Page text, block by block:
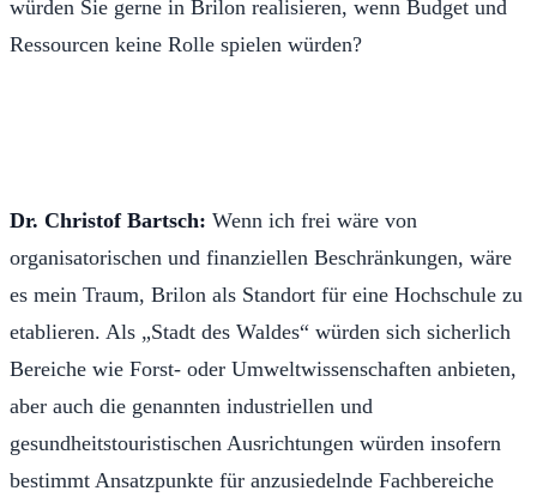
würden Sie gerne in Brilon realisieren, wenn Budget und
Ressourcen keine Rolle spielen würden?
Dr. Christof Bartsch: Wenn ich frei wäre von
organisatorischen und finanziellen Beschränkungen, wäre
es mein Traum, Brilon als Standort für eine Hochschule zu
etablieren. Als „Stadt des Waldes“ würden sich sicherlich
Bereiche wie Forst- oder Umweltwissenschaften anbieten,
aber auch die genannten industriellen und
gesundheitstouristischen Ausrichtungen würden insofern
bestimmt Ansatzpunkte für anzusiedelnde Fachbereiche